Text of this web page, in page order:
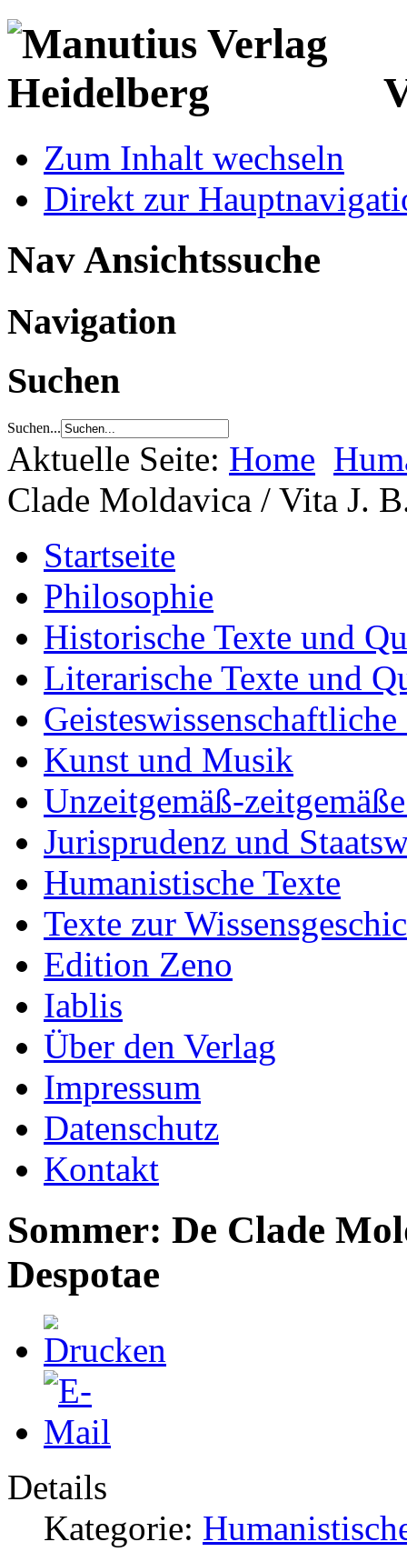
Zum Inhalt wechseln
Direkt zur
Nav Ansichtssuche
Navigation
Suchen
Suchen...
Aktuelle Seite: Home
Clade Moldavica / Vita J.
Startseite
Philosophie
Historische Texte und
Literarische Texte und
Kunst und Musik
Unzeitgemäß-
Jurisprudenz und
Humanistische Texte
Texte zur
Edition Zeno
Iablis
Über den Verlag
Impressum
Datenschutz
Kontakt
Sommer: De Clade
Despotae
Details
Kategorie: